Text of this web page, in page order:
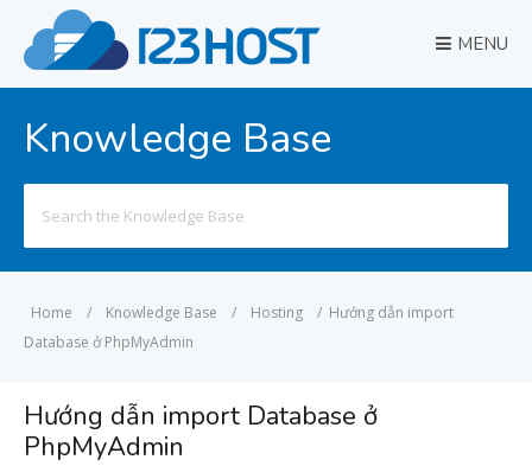
MENU
Knowledge Base
for:
Home / Knowledge Base / Hosting / Hướng dẫn import
Database ở PhpMyAdmin
Hướng dẫn import Database ở
PhpMyAdmin